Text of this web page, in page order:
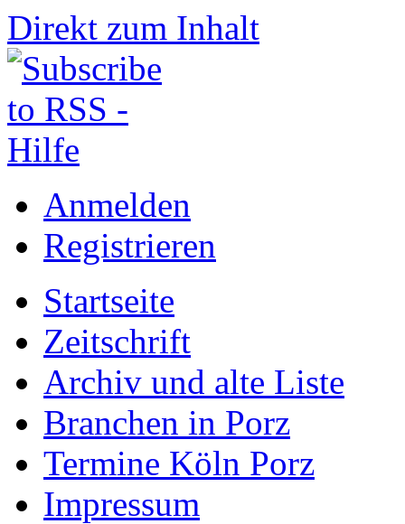
Direkt zum Inhalt
Anmelden
Registrieren
Startseite
Zeitschrift
Archiv und alte Liste
Branchen in Porz
Termine Köln Porz
Impressum